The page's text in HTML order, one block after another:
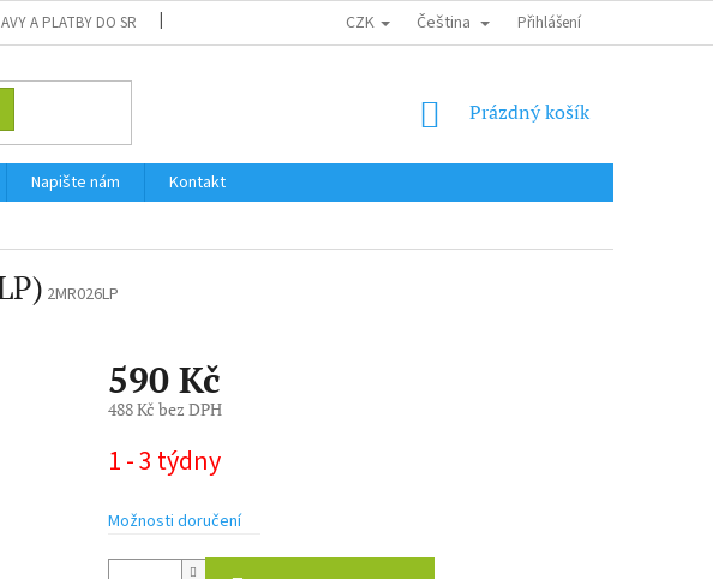
A PLATBY DO SR DOPRAVA DO EU / INTERNATIONAL SHIPPING OBCHODNÍ PODMÍNKY
CZK Čeština Přihlášení
NÁKUPNÍ
Prázdný košík
Napište nám
Kontakt
2MR026LP
590 Kč
488 Kč bez DPH
cena:
1 - 3 týdny
Možnosti doručení